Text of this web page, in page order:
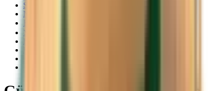
Suomi
Nederlands
Українська